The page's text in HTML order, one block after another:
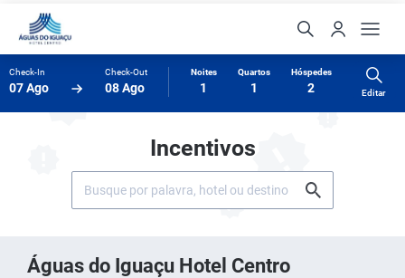
Check-In
07 Ago
Check-Out
08 Ago
Noites
1
Quartos
1
Hóspedes
2 Editar
Incentivos
Águas do Iguaçu Hotel Centro